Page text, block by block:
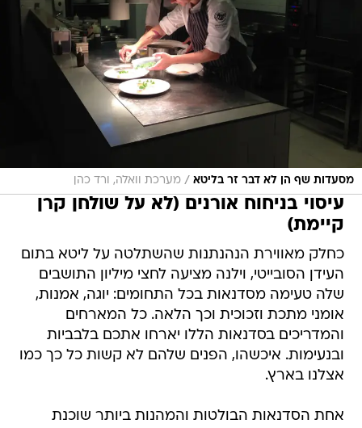
מסעדות שף הן לא דבר זר בליטא / מערכת וואלה, ורד כהן
עיסוי בניחוח אורנים (לא על שולחן קרן
קיימת)
כחלק מאווירת הנהנתנות שהשתלטה על ליטא בתום
העידן הסובייטי, וילנה מציעה לחצי מיליון התושבים
שלה טעימה מסדנאות בכל התחומים: יוגה, אמנות,
אומני מתכת וזכוכית וכך הלאה. כל המארחים
והמדריכים בסדנאות הללו יארחו אתכם בלבביות
ובנעימות. איכשהו, הפנים שלהם לא קשות כל כך כמו
אצלנו בארץ.
אחת הסדנאות הבולטות והמהנות ביותר שוכנת